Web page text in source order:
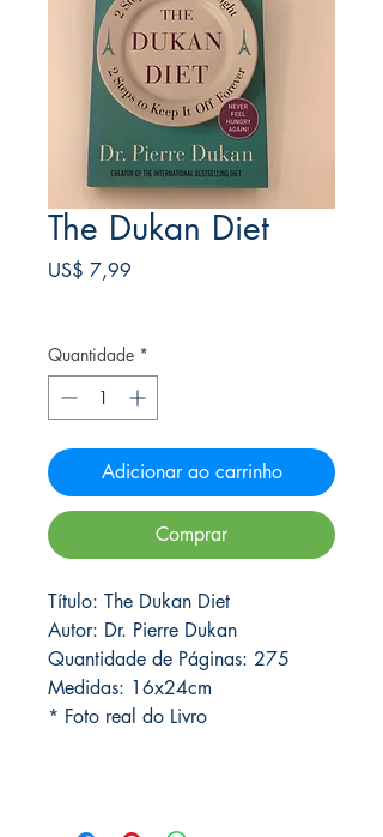
The Dukan Diet
US$ 7,99
Quantidade *
Adicionar ao carrinho
Comprar
Título: The Dukan Diet
Autor: Dr. Pierre Dukan
Quantidade de Páginas: 275
Medidas: 16x24cm
* Foto real do Livro